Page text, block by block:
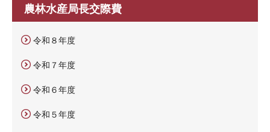
農林水産局長交際費
令和８年度
令和７年度
令和６年度
令和５年度